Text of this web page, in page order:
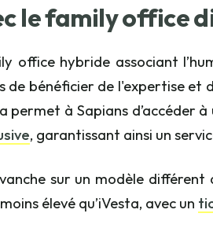
le family office
office hybride associant
de bénéficier de l'expertise et
à Sapians d’accéder à
, garantissant ainsi un
sur un modèle
élevé qu’iVesta, avec un